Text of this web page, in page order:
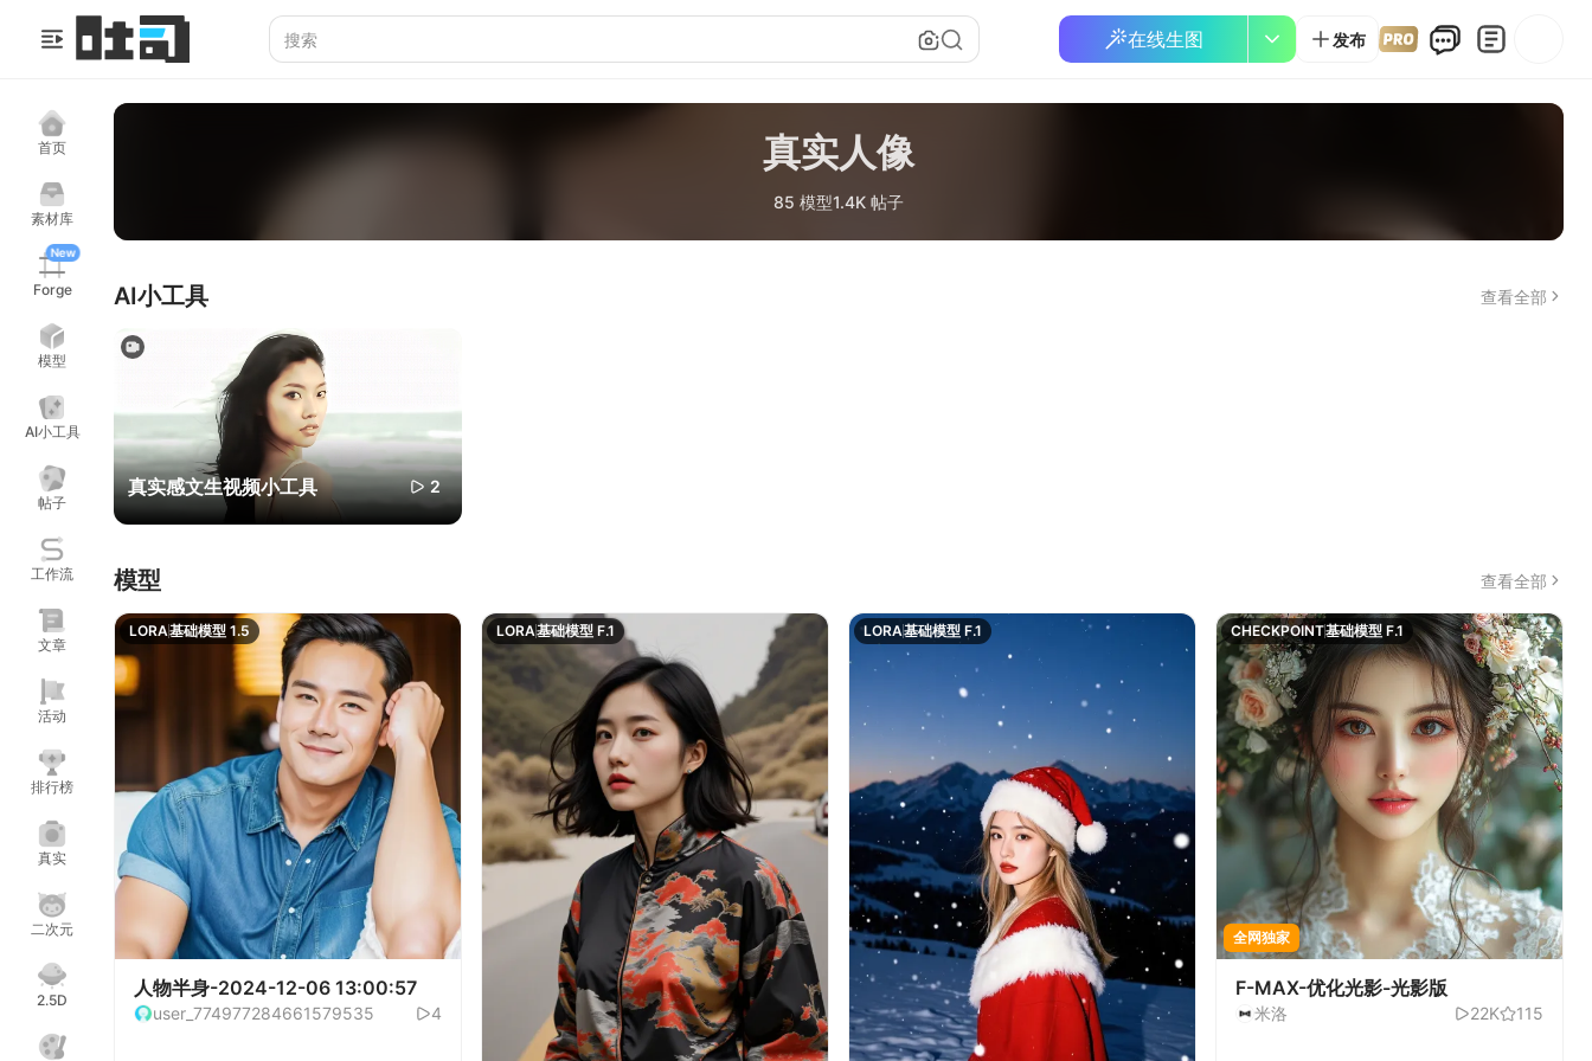
在线生图 发布
首页
素材库
New
Forge
模型
AI小工具
帖子
工作流
文章
活动
排行榜
真实
二次元
2.5D
真实人像
85 模型1.4K 帖子
AI小工具 查看全部
真实感文生视频小工具 2
模型 查看全部
LORA基础模型 1.5
人物半身-2024-12-06 13:00:57
user_774977284661579535 4
LORA基础模型 F.1 LORA基础模型 F.1 CHECKPOINT基础模型 F.1
全网独家
F-MAX-优化光影-光影版
米洛 22K 115